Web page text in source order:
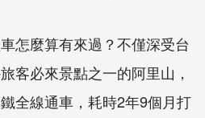
怎麼算有來過？不僅深受台
客必來景點之一的阿里山，
全線通車，耗時2年9個月打